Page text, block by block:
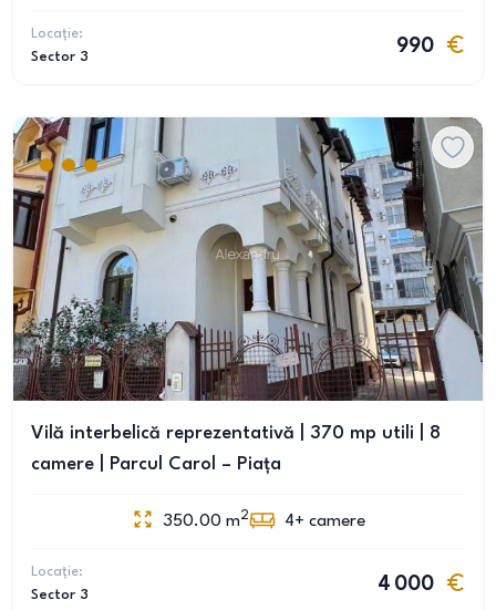
Locație:
Sector 3
990
Vilă interbelică reprezentativă | 370 mp utili | 8
camere | Parcul Carol – Piața
350.00 m2 4+ camere
Locație:
Sector 3
4 000